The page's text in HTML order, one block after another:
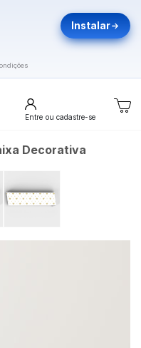
Instalar
Entre ou cadastre-se
Decorativa